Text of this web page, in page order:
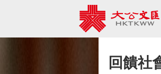
回饋社